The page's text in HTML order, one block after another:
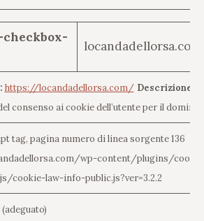
locandadellorsa.com
https://locandadellorsa.com/ Descrizione
consenso ai cookie dell’utente per il
tag, pagina numero di linea sorgente 136
wp-content/plugins/
cookie-law-info-public.js?ver=3.2.2